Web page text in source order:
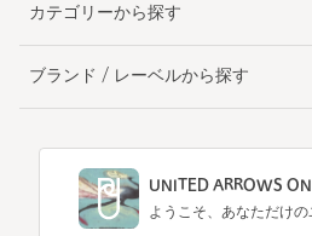
カテゴリーから探す
ブランド / レーベルから探す
UNITED ARROWS
ようこそ、あなただけ